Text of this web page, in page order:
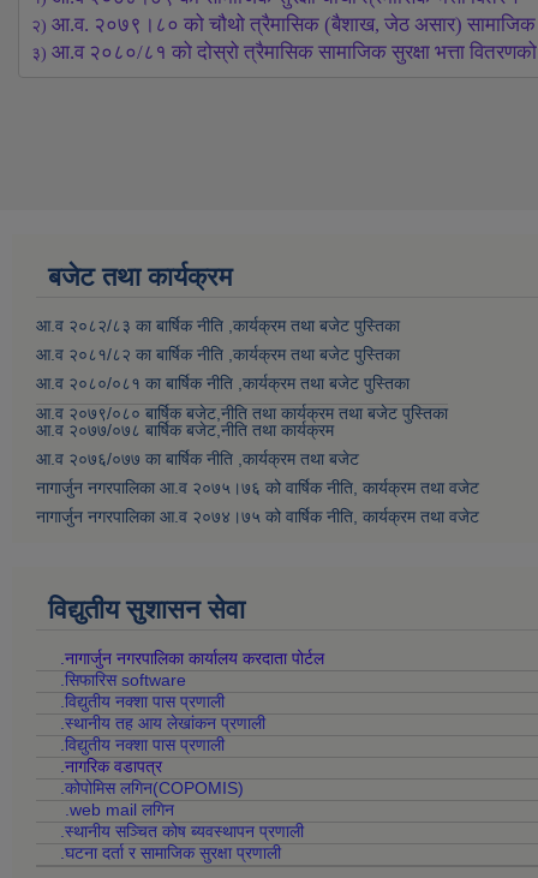
२) आ.व. २०७९।८० को चौथो त्रैमासिक (बैशाख, जेठ असार) सामाजिक
३) आ.व २०८०/८१ को दोस्रो त्रैमासिक सामाजिक सुरक्षा भत्ता
बजेट तथा कार्यक्रम
आ.व २०८२/८३ का बार्षिक नीति ,कार्यक्रम तथा बजेट पुस्तिका
आ.व २०८१/८२ का बार्षिक नीति ,कार्यक्रम तथा बजेट पुस्तिका
आ.व २०८०/०८१ का बार्षिक नीति ,कार्यक्रम तथा बजेट पुस्तिका
आ.व २०७९/०८० बार्षिक बजेट,नीति तथा कार्यक्रम तथा बजेट पुस्तिका
आ.व २०७७/०७८ बार्षिक बजेट,नीति तथा कार्यक्रम
आ.व २०७६/०७७ का बार्षिक नीति ,कार्यक्रम तथा बजेट
नागार्जुन नगरपालिका आ.व २०७५।७६ को वार्षिक नीति, कार्यक्रम तथा वजेट
नागार्जुन नगरपालिका आ.व २०७४।७५ को वार्षिक नीति, कार्यक्रम तथा वजेट
विद्युतीय सुशासन सेवा
.नागार्जुन नगरपालिका कार्यालय करदाता पोर्टल
.सिफारिस software
.विद्युतीय नक्शा पास प्रणाली
.स्थानीय तह आय लेखांकन प्रणाली
.विद्युतीय नक्शा पास प्रणाली
.नागरिक वडापत्र
.कोपोमिस लगिन(COPOMIS)
.web mail लगिन
.स्थानीय सञ्चित कोष ब्यवस्थापन प्रणाली
.घटना दर्ता र सामाजिक सुरक्षा प्रणाली